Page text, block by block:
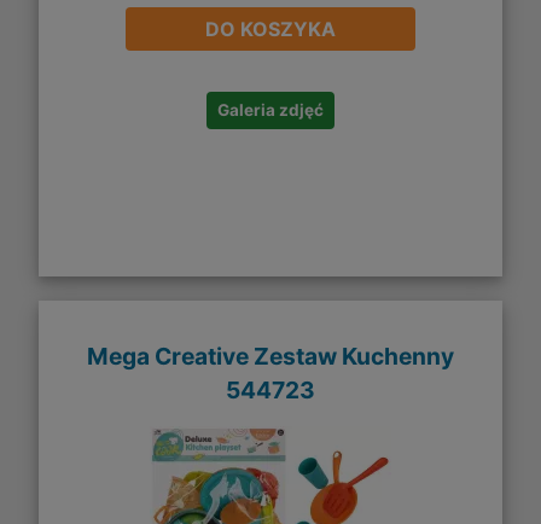
DO KOSZYKA
Galeria zdjęć
Mega Creative Zestaw Kuchenny
544723